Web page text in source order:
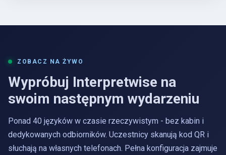
ZOBACZ NA ŻYWO
Wypróbuj Interpretwise na
swoim następnym wydarzeniu
Ponad 40 języków w czasie rzeczywistym - bez kabin i
dedykowanych odbiorników. Uczestnicy skanują kod QR i
słuchają na własnych telefonach. Pełna konfiguracja zajmuje